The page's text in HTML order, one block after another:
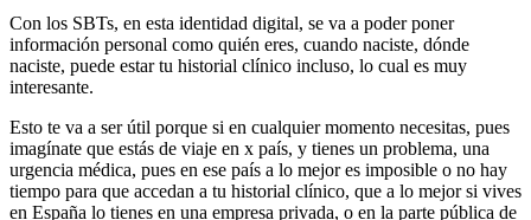
Con los SBTs, en esta identidad digital, se va a poder poner
información personal como quién eres, cuando naciste, dónde
naciste, puede estar tu historial clínico incluso, lo cual es muy
interesante.
Esto te va a ser útil porque si en cualquier momento necesitas, pues
imagínate que estás de viaje en x país, y tienes un problema, una
urgencia médica, pues en ese país a lo mejor es imposible o no hay
tiempo para que accedan a tu historial clínico, que a lo mejor si vives
en España lo tienes en una empresa privada, o en la parte pública de